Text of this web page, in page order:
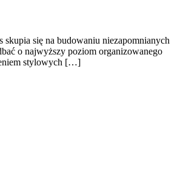
się na budowaniu niezapomnianych
o najwyższy poziom organizowanego
stylowych […]